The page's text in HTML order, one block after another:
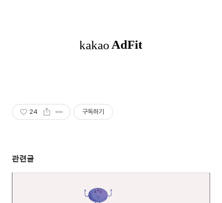
24 구독하기
관련글